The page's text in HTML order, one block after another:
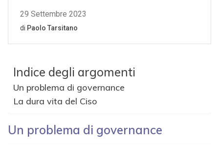
Indice degli argomenti
Un problema di governance
La dura vita del Ciso
Un problema di governance